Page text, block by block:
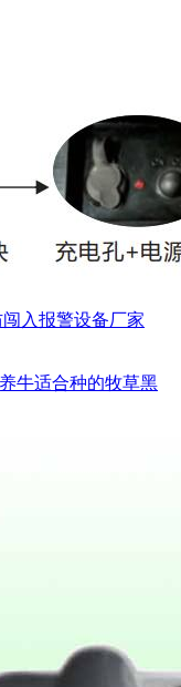
入报警设备厂家
牛适合种的牧草黑